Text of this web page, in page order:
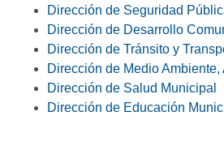
Dirección de Seguridad
Dirección de Desarrollo
Dirección de Tránsito y
Dirección de Medio Ambiente,
Dirección de Salud Municipal
Dirección de Educación